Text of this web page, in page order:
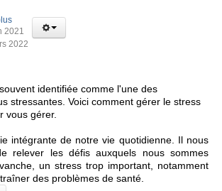
2021
2022
identifiée comme l'une des
stressantes. Voici comment gérer le stress
vous gérer.
intégrante de notre vie quotidienne. Il nous
relever les défis auxquels nous sommes
un stress trop important, notamment
des problèmes de santé.